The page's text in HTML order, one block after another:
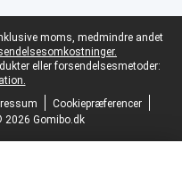
moms, medmindre andet
eller forsendelsesmetoder:
Cookiepræferencer
2026 Gomibo.dk